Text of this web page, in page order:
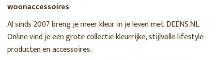
woonaccessoires
Al sinds 2007 breng je meer kleur in je leven met DEENS.NL.
Online vind je een grote collectie kleurrijke, stijlvolle lifestyle
producten en accessoires.